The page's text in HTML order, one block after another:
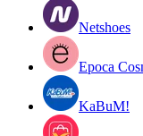
Netshoes
Epoca
KaBuM!